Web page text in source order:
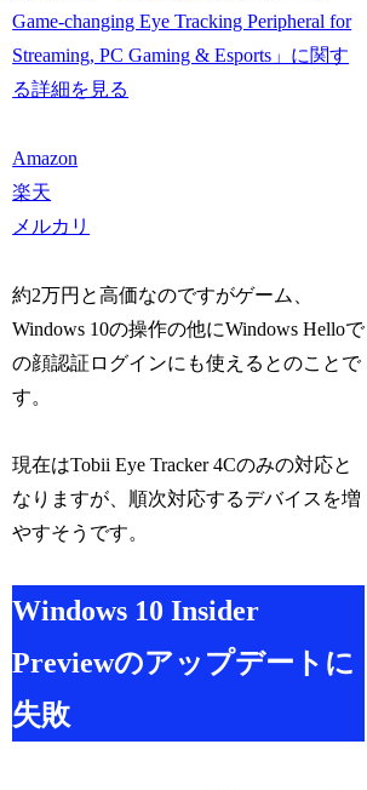
Game-changing Eye Tracking Peripheral for
Streaming, PC Gaming & Esports」に関す
る詳細を見る
Amazon
楽天
メルカリ
約2万円と高価なのですがゲーム、
Windows 10の操作の他にWindows Helloで
の顔認証ログインにも使えるとのことで
す。
現在はTobii Eye Tracker 4Cのみの対応と
なりますが、順次対応するデバイスを増
やすそうです。
Windows 10 Insider
Previewのアップデートに
失敗